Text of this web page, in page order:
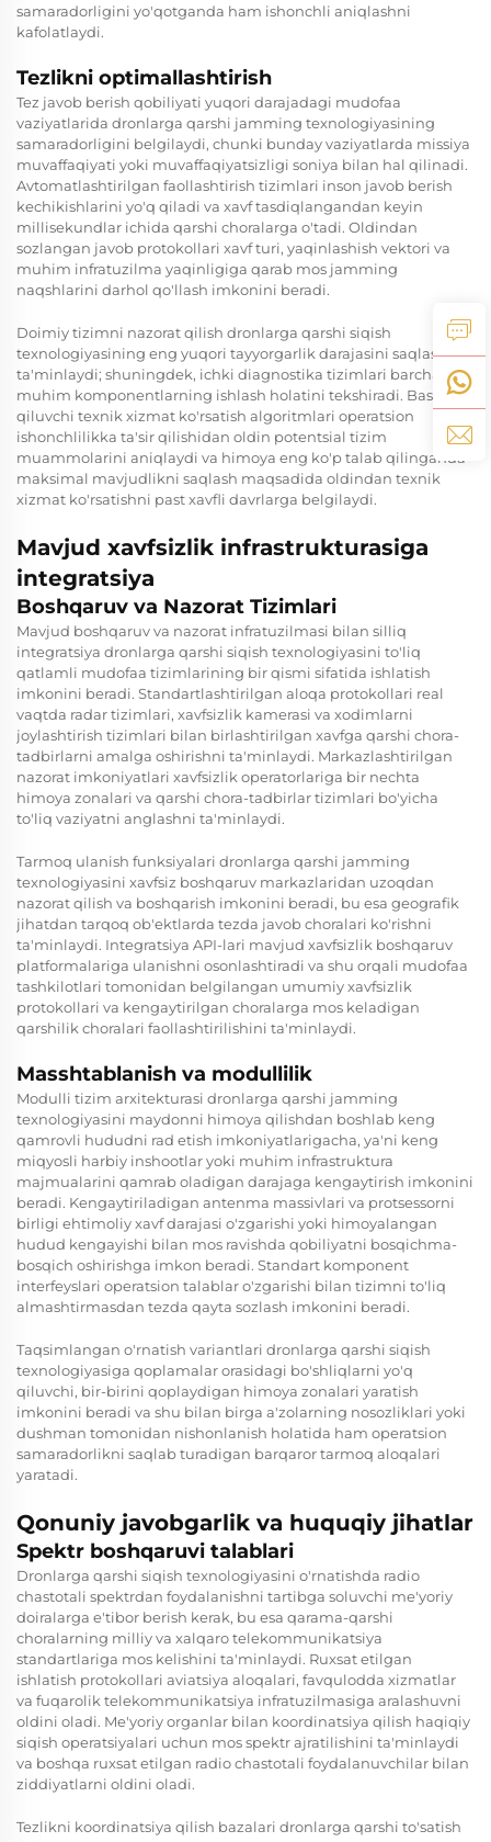
samaradorligini yo'qotganda ham ishonchli aniqlashni
kafolatlaydi.
Tezlikni optimallashtirish
Tez javob berish qobiliyati yuqori darajadagi mudofaa
vaziyatlarida dronlarga qarshi jamming texnologiyasining
samaradorligini belgilaydi, chunki bunday vaziyatlarda missiya
muvaffaqiyati yoki muvaffaqiyatsizligi soniya bilan hal qilinadi.
Avtomatlashtirilgan faollashtirish tizimlari inson javob berish
kechikishlarini yo'q qiladi va xavf tasdiqlangandan keyin
millisekundlar ichida qarshi choralarga o'tadi. Oldindan
sozlangan javob protokollari xavf turi, yaqinlashish vektori va
muhim infratuzilma yaqinligiga qarab mos jamming
naqshlarini darhol qo'llash imkonini beradi.
Doimiy tizimni nazorat qilish dronlarga qarshi siqish
texnologiyasining eng yuqori tayyorgarlik darajasini saqlashini
ta'minlaydi; shuningdek, ichki diagnostika tizimlari barcha
muhim komponentlarning ishlash holatini tekshiradi. Bashorat
qiluvchi texnik xizmat ko'rsatish algoritmlari operatsion
ishonchlilikka ta'sir qilishidan oldin potentsial tizim
muammolarini aniqlaydi va himoya eng ko'p talab qilinganda
maksimal mavjudlikni saqlash maqsadida oldindan texnik
xizmat ko'rsatishni past xavfli davrlarga belgilaydi.
Mavjud xavfsizlik infrastrukturasiga
integratsiya
Boshqaruv va Nazorat Tizimlari
Mavjud boshqaruv va nazorat infratuzilmasi bilan silliq
integratsiya dronlarga qarshi siqish texnologiyasini to'liq
qatlamli mudofaa tizimlarining bir qismi sifatida ishlatish
imkonini beradi. Standartlashtirilgan aloqa protokollari real
vaqtda radar tizimlari, xavfsizlik kamerasi va xodimlarni
joylashtirish tizimlari bilan birlashtirilgan xavfga qarshi chora-
tadbirlarni amalga oshirishni ta'minlaydi. Markazlashtirilgan
nazorat imkoniyatlari xavfsizlik operatorlariga bir nechta
himoya zonalari va qarshi chora-tadbirlar tizimlari bo'yicha
to'liq vaziyatni anglashni ta'minlaydi.
Tarmoq ulanish funksiyalari dronlarga qarshi jamming
texnologiyasini xavfsiz boshqaruv markazlaridan uzoqdan
nazorat qilish va boshqarish imkonini beradi, bu esa geografik
jihatdan tarqoq ob'ektlarda tezda javob choralari ko'rishni
ta'minlaydi. Integratsiya API-lari mavjud xavfsizlik boshqaruv
platformalariga ulanishni osonlashtiradi va shu orqali mudofaa
tashkilotlari tomonidan belgilangan umumiy xavfsizlik
protokollari va kengaytirilgan choralarga mos keladigan
qarshilik choralari faollashtirilishini ta'minlaydi.
Masshtablanish va modullilik
Modulli tizim arxitekturasi dronlarga qarshi jamming
texnologiyasini maydonni himoya qilishdan boshlab keng
qamrovli hududni rad etish imkoniyatlarigacha, ya'ni keng
miqyosli harbiy inshootlar yoki muhim infrastruktura
majmualarini qamrab oladigan darajaga kengaytirish imkonini
beradi. Kengaytiriladigan antenma massivlari va protsessorni
birligi ehtimoliy xavf darajasi o'zgarishi yoki himoyalangan
hudud kengayishi bilan mos ravishda qobiliyatni bosqichma-
bosqich oshirishga imkon beradi. Standart komponent
interfeyslari operatsion talablar o'zgarishi bilan tizimni to'liq
almashtirmasdan tezda qayta sozlash imkonini beradi.
Taqsimlangan o'rnatish variantlari dronlarga qarshi siqish
texnologiyasiga qoplamalar orasidagi bo'shliqlarni yo'q
qiluvchi, bir-birini qoplaydigan himoya zonalari yaratish
imkonini beradi va shu bilan birga a'zolarning nosozliklari yoki
dushman tomonidan nishonlanish holatida ham operatsion
samaradorlikni saqlab turadigan barqaror tarmoq aloqalari
yaratadi.
Qonuniy javobgarlik va huquqiy jihatlar
Spektr boshqaruvi talablari
Dronlarga qarshi siqish texnologiyasini o'rnatishda radio
chastotali spektrdan foydalanishni tartibga soluvchi me'yoriy
doiralarga e'tibor berish kerak, bu esa qarama-qarshi
choralarning milliy va xalqaro telekommunikatsiya
standartlariga mos kelishini ta'minlaydi. Ruxsat etilgan
ishlatish protokollari aviatsiya aloqalari, favqulodda xizmatlar
va fuqarolik telekommunikatsiya infratuzilmasiga aralashuvni
oldini oladi. Me'yoriy organlar bilan koordinatsiya qilish haqiqiy
siqish operatsiyalari uchun mos spektr ajratilishini ta'minlaydi
va boshqa ruxsat etilgan radio chastotali foydalanuvchilar bilan
ziddiyatlarni oldini oladi.
Tezlikni koordinatsiya qilish bazalari dronlarga qarshi to'satish